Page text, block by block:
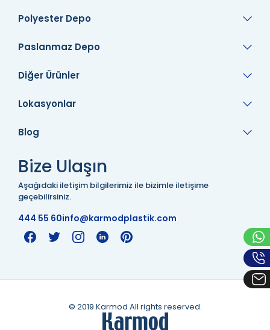
Polyester Depo
Paslanmaz Depo
Diğer Ürünler
Lokasyonlar
Bize Ulaşın
Aşağıdaki iletişim bilgilerimiz ile bizimle iletişime
geçebilirsiniz.
444 55 60info@karmodplastik.com
Blog
© 2019 Karmod All rights reserved.